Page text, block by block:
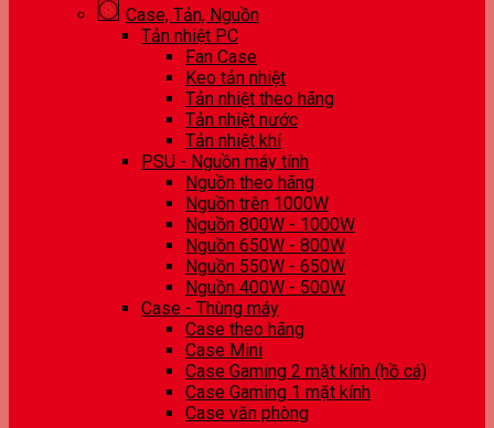
Case, Tản, Nguồn
Tản nhiệt PC
Fan Case
Keo tản nhiệt
Tản nhiệt theo hãng
Tản nhiệt nước
Tản nhiệt khí
PSU - Nguồn máy tính
Nguồn theo hãng
Nguồn trên 1000W
Nguồn 800W - 1000W
Nguồn 650W - 800W
Nguồn 550W - 650W
Nguồn 400W - 500W
Case - Thùng máy
Case theo hãng
Case Mini
Case Gaming 2 mặt kính (hồ cá)
Case Gaming 1 mặt kính
Case văn phòng